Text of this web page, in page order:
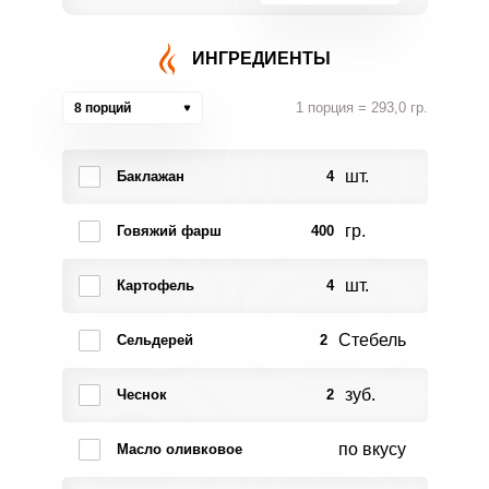
ИНГРЕДИЕНТЫ
8 порций 1 порция = 293,0 гр.
Баклажан 4 шт.
Говяжий фарш 400 гр.
Картофель 4 шт.
Сельдерей 2 Стебель
Чеснок 2 зуб.
Масло оливковое по вкусу